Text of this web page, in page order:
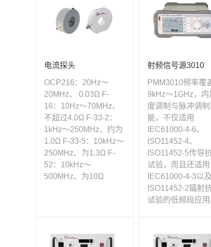
电流探头
OCP216：20Hz～
20MHz、 0.03Ω F-
16：10Hz～70MHz、
不超过4.0Ω F-33-2：
1kHz～250MHz、约为
1.0Ω F-33-5：10kHz～
250MHz、为1.3Ω F-
52：10kHz～
500MHz、为10Ω
射频信号源3010
PMM3010频率覆
9kHz～1GHz，内
度调制与脉冲调
能，不仅适用
IEC61000-4-6、
ISO11452-4、
ISO11452-5传导
试验，而且还适用
IEC61000-4-3以及
ISO11452-2辐射
试验的低频段应用